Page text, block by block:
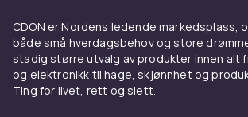
CDON er Nordens ledende markedsplass,
både små hverdagsbehov og store
stadig større utvalg av produkter innen alt
og elektronikk til hage, skjønnhet og
Ting for livet, rett og slett.